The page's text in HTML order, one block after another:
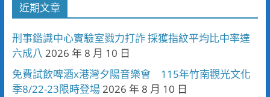
近期文章
刑事鑑識中心實驗室戮力打詐 採獲指紋平均比中率達
六成八 2026 年 8 月 10 日
免費試飲啤酒x港灣夕陽音樂會 115年竹南觀光文化
季8/22-23限時登場2026 年 8 月 10 日